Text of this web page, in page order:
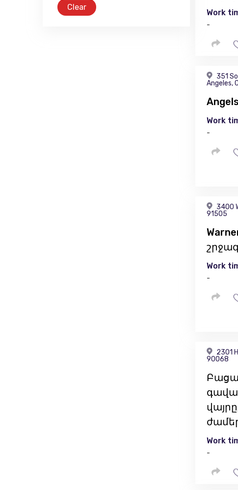
Clear
Work
-
351
Angeles,
Work
-
3400
91505
Work
-
2301
90068
Work
-